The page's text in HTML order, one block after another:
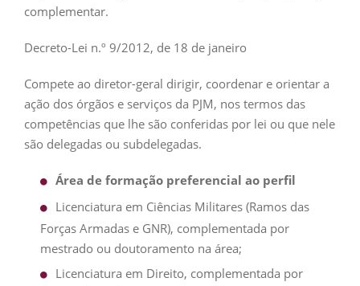
complementar.
Decreto-Lei n.º 9/2012, de 18 de janeiro
Compete ao diretor-geral dirigir, coordenar e orientar a
ação dos órgãos e serviços da PJM, nos termos das
competências que lhe são conferidas por lei ou que nele
são delegadas ou subdelegadas.
Área de formação preferencial ao perfil
Licenciatura em Ciências Militares (Ramos das
Forças Armadas e GNR), complementada por
mestrado ou doutoramento na área;
Licenciatura em Direito, complementada por